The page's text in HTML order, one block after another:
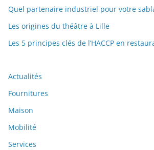
Quel partenaire industriel pour votre
Les origines du théâtre à Lille
Les 5 principes clés de l’HACCP en
Actualités
Fournitures
Maison
Mobilité
Services